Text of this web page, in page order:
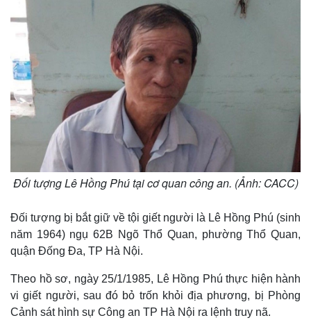
Đối tượng Lê Hồng Phú tại cơ quan công an. (Ảnh: CACC)
Đối tượng bị bắt giữ về tội giết người là Lê Hồng Phú (sinh
năm 1964) ngụ 62B Ngõ Thổ Quan, phường Thổ Quan,
quận Đống Đa, TP Hà Nội.
Theo hồ sơ, ngày 25/1/1985, Lê Hồng Phú thực hiện hành
vi giết người, sau đó bỏ trốn khỏi địa phương, bị Phòng
Cảnh sát hình sự Công an TP Hà Nội ra lệnh truy nã.